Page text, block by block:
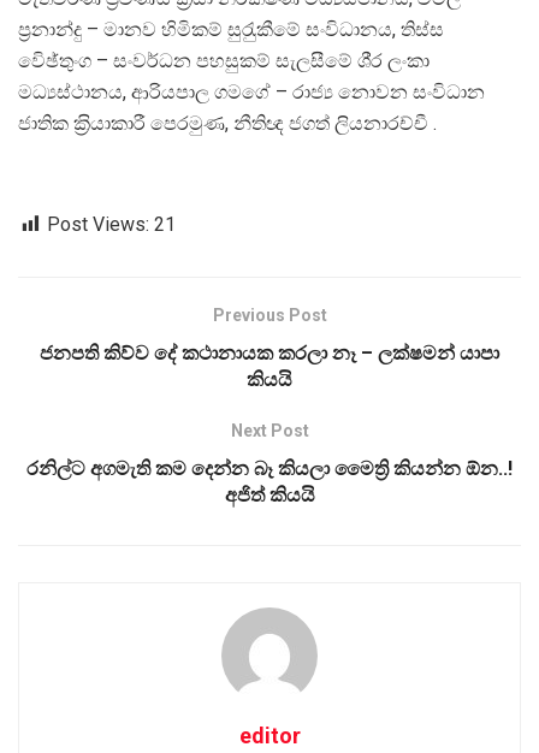
ප‍්‍රනාන්දු – මානව හිමිකම් සුරැුකීමේ සංවිධානය, තිස්ස
විෙඡ්තුංග – සංවර්ධන පහසුකම් සැලසීමේ ශි‍්‍ර ලංකා
මධ්‍යස්ථානය, ආරියපාල ගමගේ – රාජ්‍ය නොවන සංවිධාන
ජාතික ක‍්‍රියාකාරී පෙරමුණ, නීතිඥ ජගත් ලියනාරච්චී .
Post Views: 21
Previous Post
ජනපති කිව්ව දේ කථානායක කරලා නෑ – ලක්ෂමන් යාපා
කියයි
Next Post
රනිල්ට අගමැති කම දෙන්න බෑ කියලා මෛත්‍රි කියන්න ඕන..!
අජිත් කියයි
editor